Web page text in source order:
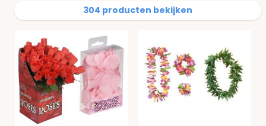
304 producten bekijken